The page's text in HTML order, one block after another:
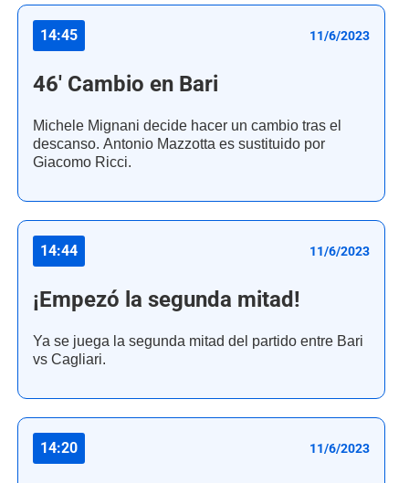
14:45 11/6/2023
46' Cambio en Bari
Michele Mignani decide hacer un cambio tras el
descanso. Antonio Mazzotta es sustituido por
Giacomo Ricci.
14:44 11/6/2023
¡Empezó la segunda mitad!
Ya se juega la segunda mitad del partido entre Bari
vs Cagliari.
14:20 11/6/2023